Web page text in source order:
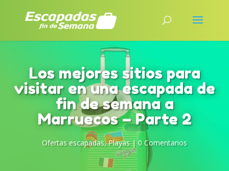
Los mejores sitios para
visitar en una escapada de
fin de semana a
Marruecos – Parte 2
Ofertas escapadas,Playas|0 Comentarios